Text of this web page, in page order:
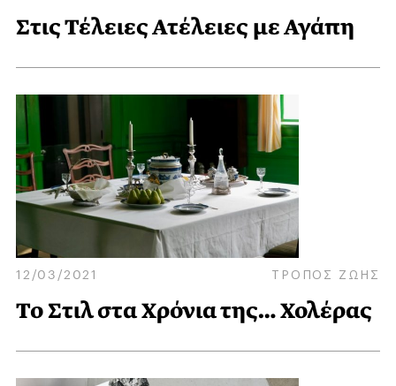
Στις Τέλειες Ατέλειες με Αγάπη
12/03/2021 ΤΡΟΠΟΣ ΖΩΗΣ
Το Στιλ στα Χρόνια της… Χολέρας